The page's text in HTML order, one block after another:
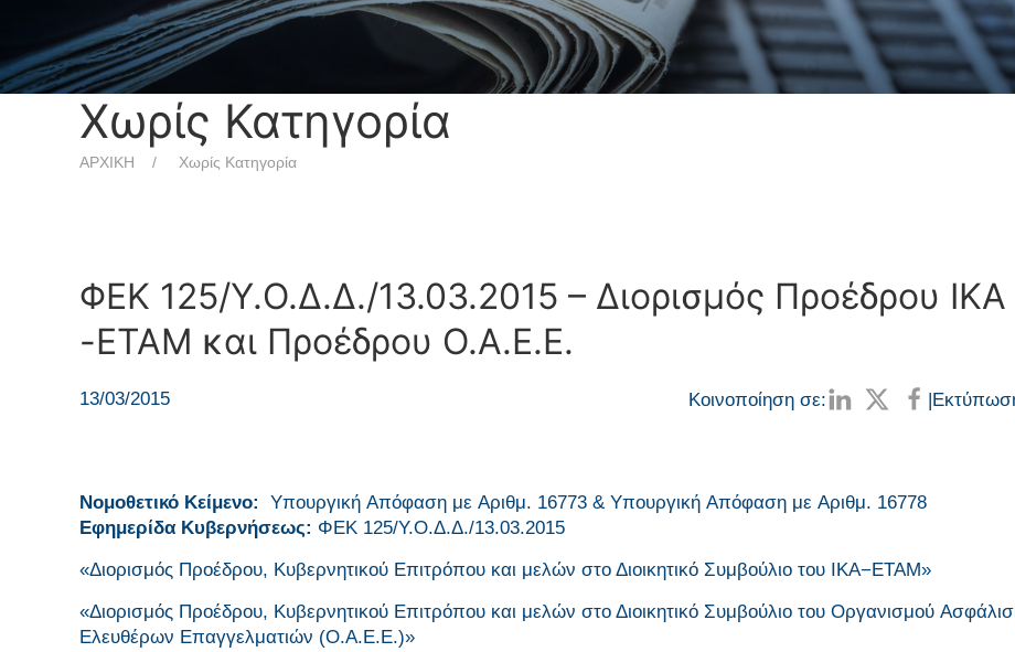
Χωρίς Κατηγορία
ΑΡΧΙΚΗ Χωρίς Κατηγορία
ΦΕΚ 125/Υ.Ο.Δ.Δ./13.03.2015 – Διορισμός Προέδρου ΙΚΑ
-ΕΤΑΜ και Προέδρου Ο.Α.Ε.Ε.
13/03/2015 Κοινοποίηση σε: |
Νομοθετικό Κείμενο:
Yπουργική Aπόφαση με Αριθμ. 16773 & Yπουργική Aπόφαση με Αριθμ. 16778
Εφημερίδα Κυβερνήσεως: ΦΕΚ 125/Υ.Ο.Δ.Δ./13.03.2015
«Διορισμός Προέδρου, Κυβερνητικού Επιτρόπου και μελών στο Διοικητικό Συμβούλιο του ΙΚΑ−ΕΤΑΜ»
«Διορισμός Προέδρου, Κυβερνητικού Επιτρόπου και μελών στο Διοικητικό Συμβούλιο του Οργανισμού
Ελευθέρων Επαγγελματιών (Ο.Α.Ε.Ε.)»